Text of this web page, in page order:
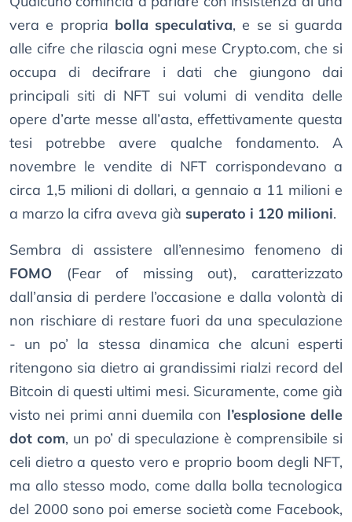
vera e propria bolla speculativa, e se si guarda
alle cifre che rilascia ogni mese Crypto.com, che si
occupa di decifrare i dati che giungono dai
principali siti di NFT sui volumi di vendita delle
opere d’arte messe all’asta, effettivamente questa
tesi potrebbe avere qualche fondamento. A
novembre le vendite di NFT corrispondevano a
circa 1,5 milioni di dollari, a gennaio a 11 milioni e
a marzo la cifra aveva già superato i 120 milioni.
Sembra di assistere all’ennesimo fenomeno di
FOMO (Fear of missing out), caratterizzato
dall’ansia di perdere l’occasione e dalla volontà di
non rischiare di restare fuori da una speculazione
- un po’ la stessa dinamica che alcuni esperti
ritengono sia dietro ai grandissimi rialzi record del
Bitcoin di questi ultimi mesi. Sicuramente, come già
visto nei primi anni duemila con l’esplosione delle
dot com, un po’ di speculazione è comprensibile si
celi dietro a questo vero e proprio boom degli NFT,
ma allo stesso modo, come dalla bolla tecnologica
del 2000 sono poi emerse società come Facebook,